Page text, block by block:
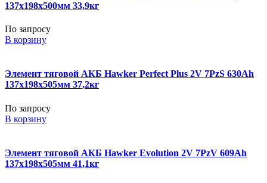
137x198x500мм 33,9кг
По запросу
В корзину
Элемент тяговой АКБ Hawker Perfect Plus 2V 7PzS 630Ah
137x198x505мм 37,2кг
По запросу
В корзину
Элемент тяговой АКБ Hawker Evolution 2V 7PzV 609Ah
137x198x505мм 41,1кг